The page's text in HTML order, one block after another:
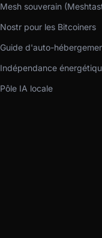
Mesh souverain
Nostr pour les Bitcoiners
Guide d'auto-
Indépendance
Pôle IA locale